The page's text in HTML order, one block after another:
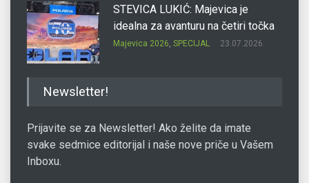
STEVICA LUKIĆ: Majevica je
idealna za avanturu na četiri točka
Majevica 2026, SPECIJAL 23.07.2026.
Newsletter!
Prijavite se za Newsletter! Ako želite da imate
svake sedmice editorijal i naše nove priče u Vašem
Inboxu.